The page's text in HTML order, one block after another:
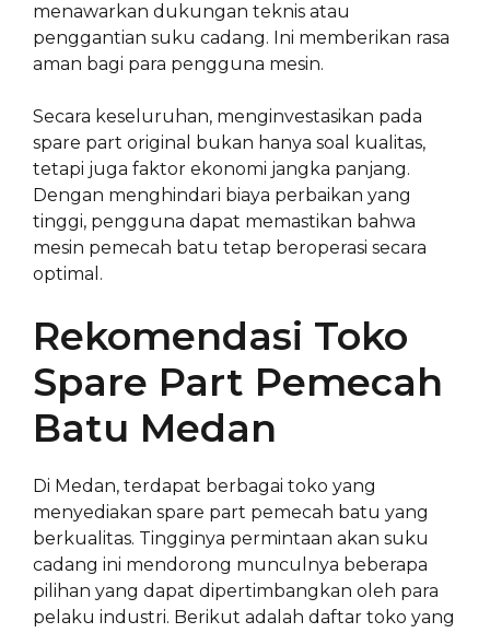
menawarkan dukungan teknis atau
penggantian suku cadang. Ini memberikan rasa
aman bagi para pengguna mesin.
Secara keseluruhan, menginvestasikan pada
spare part original bukan hanya soal kualitas,
tetapi juga faktor ekonomi jangka panjang.
Dengan menghindari biaya perbaikan yang
tinggi, pengguna dapat memastikan bahwa
mesin pemecah batu tetap beroperasi secara
optimal.
Rekomendasi Toko
Spare Part Pemecah
Batu Medan
Di Medan, terdapat berbagai toko yang
menyediakan spare part pemecah batu yang
berkualitas. Tingginya permintaan akan suku
cadang ini mendorong munculnya beberapa
pilihan yang dapat dipertimbangkan oleh para
pelaku industri. Berikut adalah daftar toko yang